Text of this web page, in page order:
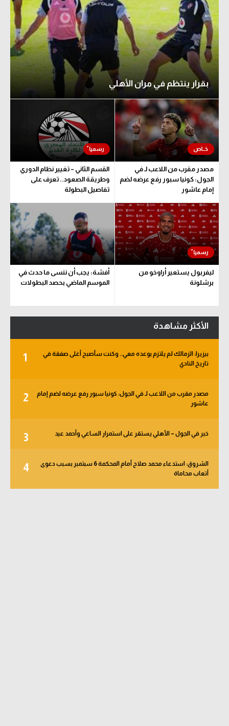
بقرار ينتظم في مران الأهلي
مصدر مقرب من اللاعب لـ في
الجول: كونيا سبور رفع عرضه لضم
إمام عاشور
القسم الثاني – تغيير نظام الدوري
وطريقة الصعود.. تعرف على
تفاصيل البطولة
ليفربول يستعير أراوخو من
برشلونة
أفشة: يجب أن ننسى ما حدث في
الموسم الماضي بحصد البطولات
الأكثر مشاهدة
1
بيزيرا: الزمالك لم يلتزم بوعده معي.. وكنت سأصبح أغلى صفقة في
تاريخ النادي
2
مصدر مقرب من اللاعب لـ في الجول: كونيا سبور رفع عرضه لضم إمام
عاشور
3 خبر في الجول – الأهلي يستقر على استمرار الساعي وأحمد عيد
4
الشروق: استدعاء محمد صلاح أمام المحكمة 6 سبتمبر بسبب دعوى
أتعاب محاماة